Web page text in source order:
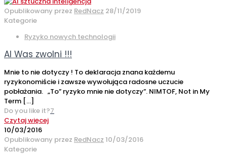
Opublikowany przez RedNacz 28/11/2019
Kategorie
Ryzyko nowych technologii
AI Was zwolni !!!
Mnie to nie dotyczy ! To deklaracja znana każdemu
ryzykonomiście i zawsze wywołująca radosne uczucie
pobłażania. „To” ryzyko mnie nie dotyczy”. NIMTOF, Not in My
Term […]
Do you like it?7
Czytaj więcej
10/03/2016
Opublikowany przez RedNacz 10/03/2016
Kategorie